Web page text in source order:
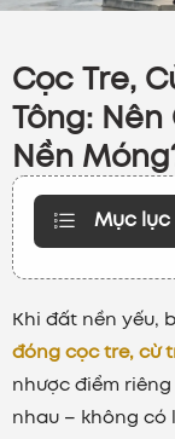
Cọc Tre,
Tông:
Nền
Mục lục
Khi đất nền yếu,
đóng cọc tre, cừ
nhược điểm
nhau – không có